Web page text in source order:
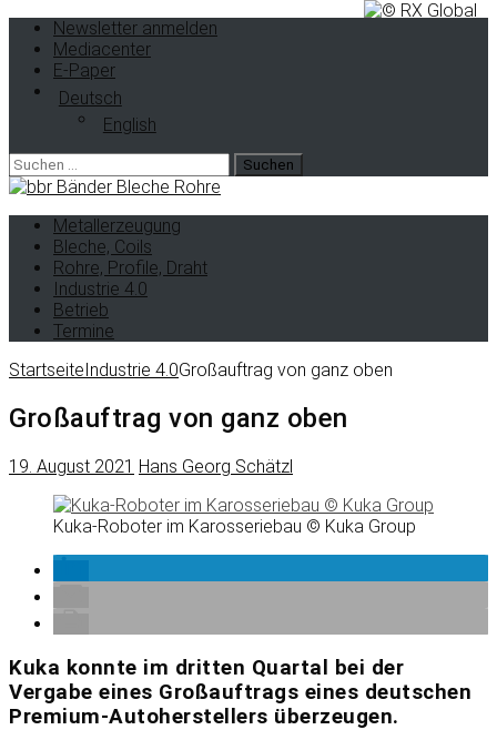
Newsletter anmelden
Mediacenter
E-Paper
Deutsch
English
Metallerzeugung
Bleche, Coils
Rohre, Profile, Draht
Industrie 4.0
Betrieb
Termine
StartseiteIndustrie 4.0Großauftrag von ganz oben
Großauftrag von ganz oben
19. August 2021 Hans Georg Schätzl
Kuka-Roboter im Karosseriebau © Kuka Group
Kuka konnte im dritten Quartal bei der
Vergabe eines Großauftrags eines deutschen
Premium-Autoherstellers überzeugen.